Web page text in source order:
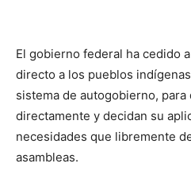
El gobierno federal ha cedido
directo a los pueblos
sistema de autogobierno,
directamente y decidan su
necesidades que libremente
asambleas.